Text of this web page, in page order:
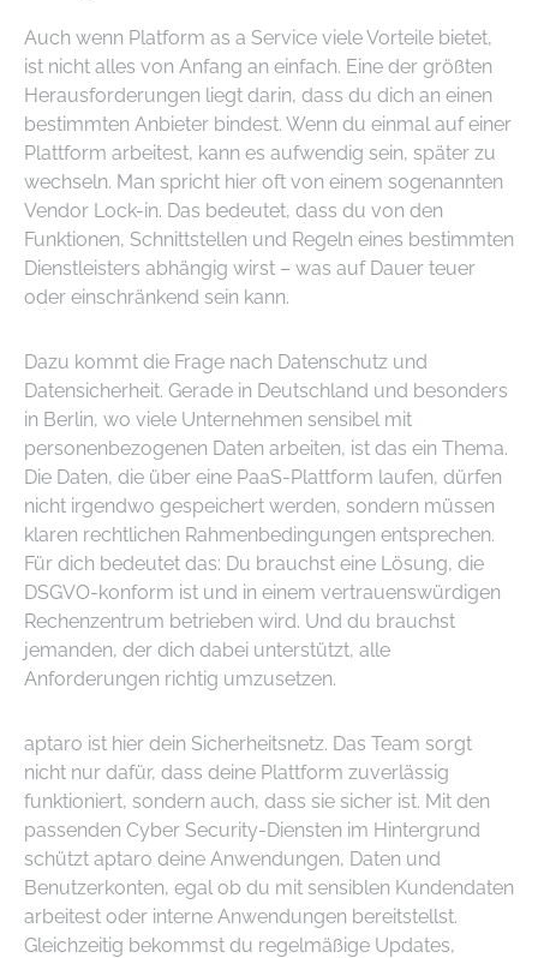
Auch wenn Platform as a Service viele Vorteile bietet,
ist nicht alles von Anfang an einfach. Eine der größten
Herausforderungen liegt darin, dass du dich an einen
bestimmten Anbieter bindest. Wenn du einmal auf einer
Plattform arbeitest, kann es aufwendig sein, später zu
wechseln. Man spricht hier oft von einem sogenannten
Vendor Lock-in. Das bedeutet, dass du von den
Funktionen, Schnittstellen und Regeln eines bestimmten
Dienstleisters abhängig wirst – was auf Dauer teuer
oder einschränkend sein kann.
Dazu kommt die Frage nach Datenschutz und
Datensicherheit. Gerade in Deutschland und besonders
in Berlin, wo viele Unternehmen sensibel mit
personenbezogenen Daten arbeiten, ist das ein Thema.
Die Daten, die über eine PaaS-Plattform laufen, dürfen
nicht irgendwo gespeichert werden, sondern müssen
klaren rechtlichen Rahmenbedingungen entsprechen.
Für dich bedeutet das: Du brauchst eine Lösung, die
DSGVO-konform ist und in einem vertrauenswürdigen
Rechenzentrum betrieben wird. Und du brauchst
jemanden, der dich dabei unterstützt, alle
Anforderungen richtig umzusetzen.
aptaro ist hier dein Sicherheitsnetz. Das Team sorgt
nicht nur dafür, dass deine Plattform zuverlässig
funktioniert, sondern auch, dass sie sicher ist. Mit den
passenden Cyber Security-Diensten im Hintergrund
schützt aptaro deine Anwendungen, Daten und
Benutzerkonten, egal ob du mit sensiblen Kundendaten
arbeitest oder interne Anwendungen bereitstellst.
Gleichzeitig bekommst du regelmäßige Updates,